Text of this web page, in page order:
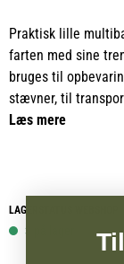
Praktisk lille
farten med sine
bruges til
stævner, til
er denne multibag
kapacitet på 6 liter
småting i enhver
Læs mere
LAGERSTATUS WEBSHOP
3 på lager